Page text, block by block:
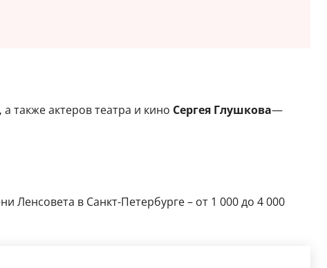
а также актеров театра и кино Сергея Глушкова—
Ленсовета в Санкт-Петербурге – от 1 000 до 4 000